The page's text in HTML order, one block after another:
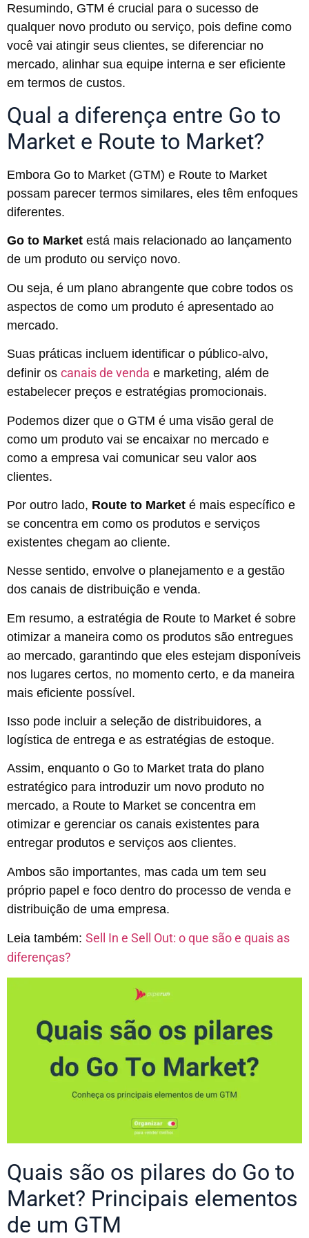
Resumindo, GTM é crucial para o sucesso de
qualquer novo produto ou serviço, pois define como
você vai atingir seus clientes, se diferenciar no
mercado, alinhar sua equipe interna e ser eficiente
em termos de custos.
Qual a diferença entre Go to
Market e Route to Market?
Embora Go to Market (GTM) e Route to Market
possam parecer termos similares, eles têm enfoques
diferentes.
Go to Market está mais relacionado ao lançamento
de um produto ou serviço novo.
Ou seja, é um plano abrangente que cobre todos os
aspectos de como um produto é apresentado ao
mercado.
Suas práticas incluem identificar o público-alvo,
definir os canais de venda e marketing, além de
estabelecer preços e estratégias promocionais.
Podemos dizer que o GTM é uma visão geral de
como um produto vai se encaixar no mercado e
como a empresa vai comunicar seu valor aos
clientes.
Por outro lado, Route to Market é mais específico e
se concentra em como os produtos e serviços
existentes chegam ao cliente.
Nesse sentido, envolve o planejamento e a gestão
dos canais de distribuição e venda.
Em resumo, a estratégia de Route to Market é sobre
otimizar a maneira como os produtos são entregues
ao mercado, garantindo que eles estejam disponíveis
nos lugares certos, no momento certo, e da maneira
mais eficiente possível.
Isso pode incluir a seleção de distribuidores, a
logística de entrega e as estratégias de estoque.
Assim, enquanto o Go to Market trata do plano
estratégico para introduzir um novo produto no
mercado, a Route to Market se concentra em
otimizar e gerenciar os canais existentes para
entregar produtos e serviços aos clientes.
Ambos são importantes, mas cada um tem seu
próprio papel e foco dentro do processo de venda e
distribuição de uma empresa.
Leia também: Sell In e Sell Out: o que são e quais as
diferenças?
Quais são os pilares do Go to
Market? Principais elementos
de um GTM